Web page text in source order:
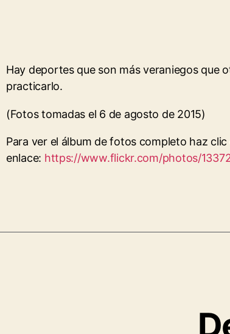
Hay deportes que son más veraniegos que
practicarlo.
(Fotos tomadas el 6 de agosto de 2015)
Para ver el álbum de fotos completo haz clic
enlace: https://www.flickr.com/photos/